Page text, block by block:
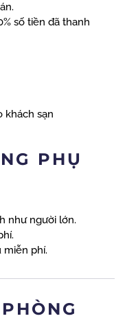
số tiền đã thanh
khách sạn
PHỤ
như người lớn.
miễn phí.